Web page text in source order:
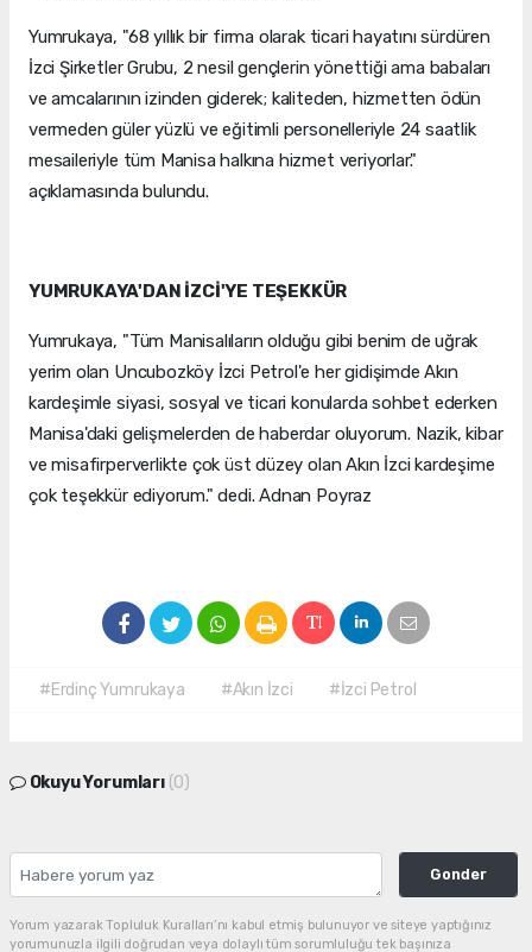
Yumrukaya, "68 yıllık bir firma olarak ticari hayatını sürdüren
İzci Şirketler Grubu, 2 nesil gençlerin yönettiği ama babaları
ve amcalarının izinden giderek; kaliteden, hizmetten ödün
vermeden güler yüzlü ve eğitimli personelleriyle 24 saatlik
mesaileriyle tüm Manisa halkına hizmet veriyorlar."
açıklamasında bulundu.
YUMRUKAYA'DAN İZCİ'YE TEŞEKKÜR
Yumrukaya, "Tüm Manisalıların olduğu gibi benim de uğrak
yerim olan Uncubozköy İzci Petrol'e her gidişimde Akın
kardeşimle siyasi, sosyal ve ticari konularda sohbet ederken
Manisa'daki gelişmelerden de haberdar oluyorum. Nazik, kibar
ve misafirperverlikte çok üst düzey olan Akın İzci kardeşime
çok teşekkür ediyorum." dedi. Adnan Poyraz
#Erdinç Yumrukaya #Akın İzci #İzci Petrol
Okuyu Yorumları (0)
Gonder
Yorum yazarak Topluluk Kuralları’nı kabul etmiş bulunuyor ve siteye yaptığınız
yorumunuzla ilgili doğrudan veya dolaylı tüm sorumluluğu tek başınıza